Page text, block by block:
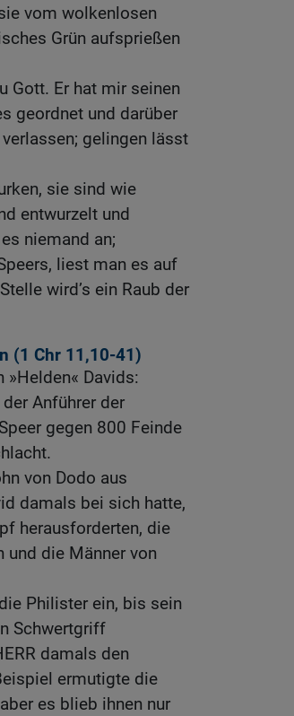
vom wolkenlosen
Grün aufsprießen
Gott. Er hat mir seinen
geordnet und darüber
gelingen lässt
sie sind wie
entwurzelt und
niemand an;
liest man es auf
wird’s ein Raub der
(1 Chr 11,10-41)
Davids:
Anführer der
gegen 800 Feinde
von Dodo aus
damals bei sich hatte,
herausforderten, die
die Männer von
Philister ein, bis sein
Schwertgriff
damals den
ermutigte die
es blieb ihnen nur